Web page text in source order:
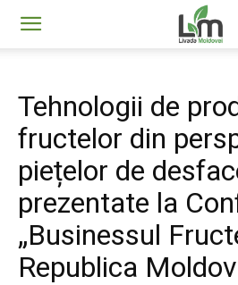
Livada
Moldovei
Tehnologii de
fructelor din
piețelor de
prezentate la
„Businessul
Republica